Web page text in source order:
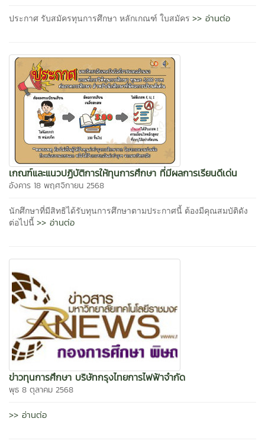
ประกาศ รับสมัครทุนการศึกษา หลักเกณฑ์ ใบสมัคร >> อ่านต่อ
เกณฑ์และแนวปฏิบัติการให้ทุนการศึกษา ที่มีผลการเรียนดีเด่น
อังคาร 18 พฤศจิกายน 2568
นักศึกษาที่มีสิทธิได้รับทุนการศึกษาตามประกาศนี้ ต้องมีคุณสมบัติดัง
ต่อไปนี้ >> อ่านต่อ
ข่าวทุนการศึกษา บริษัทกรุงไทยการไฟฟ้าจำกัด
พุธ 8 ตุลาคม 2568
>> อ่านต่อ